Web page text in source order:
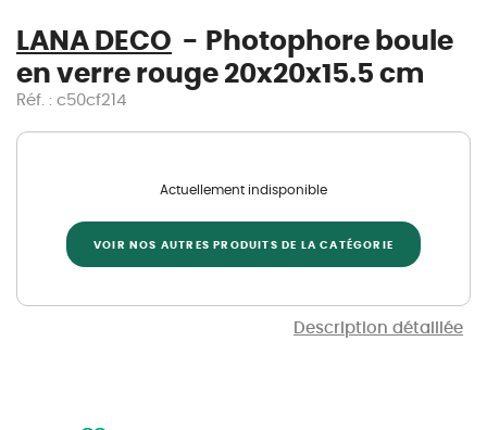
LANA DECO
Photophore boule
en verre rouge 20x20x15.5 cm
Réf. : c50cf214
Description détaillée
Actuellement indisponible
VOIR NOS AUTRES PRODUITS DE LA CATÉGORIE